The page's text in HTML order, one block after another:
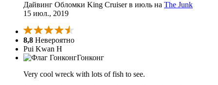
Дайвинг Обломки King Cruiser в июль на The Junk
15 июл., 2019
8,8 Невероятно
Pui Kwan H
Гонконг
Very cool wreck with lots of fish to see.